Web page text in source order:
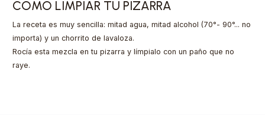
COMO LIMPIAR TU PIZARRA
La receta es muy sencilla: mitad agua, mitad alcohol (70°- 90°... no
importa) y un chorrito de lavaloza.
Rocía esta mezcla en tu pizarra y límpialo con un paño que no
raye.